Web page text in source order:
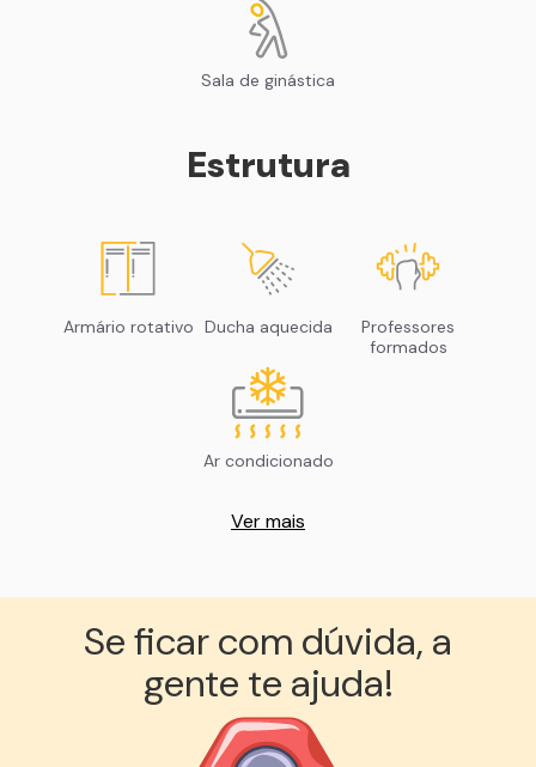
Sala de ginástica
Estrutura
Armário rotativo Ducha aquecida
Professores
formados
Ar condicionado
Ver mais
Se ficar com dúvida, a
gente te ajuda!︎